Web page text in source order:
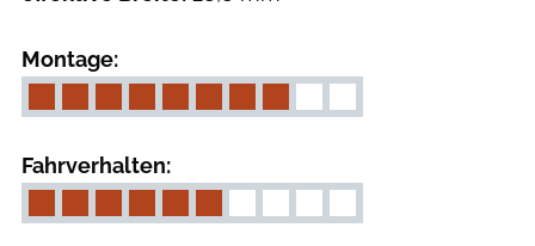
Montage:
Fahrverhalten: